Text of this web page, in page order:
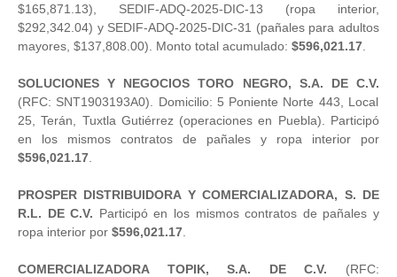
$165,871.13), SEDIF-ADQ-2025-DIC-13 (ropa interior,
$292,342.04) y SEDIF-ADQ-2025-DIC-31 (pañales para adultos
mayores, $137,808.00). Monto total acumulado: $596,021.17
SOLUCIONES Y NEGOCIOS TORO NEGRO, S.A. DE C.V.
(RFC: SNT1903193A0). Domicilio: 5 Poniente Norte 443, Local
25, Terán, Tuxtla Gutiérrez (operaciones en Puebla). Participó
en los mismos contratos de pañales y ropa interior por
$596,021.17
PROSPER DISTRIBUIDORA Y COMERCIALIZADORA, S. DE
R.L. DE C.V. Participó en los mismos contratos de pañales y
ropa interior por $596,021.17
COMERCIALIZADORA TOPIK, S.A. DE C.V. (RFC: